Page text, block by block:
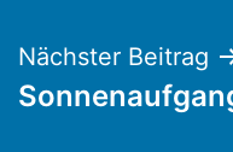
Nächster Beitrag